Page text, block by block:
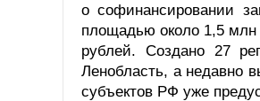
о софинансировании
площадью около 1,5
рублей. Создано 27
Ленобласть, а недавно
субъектов РФ уже